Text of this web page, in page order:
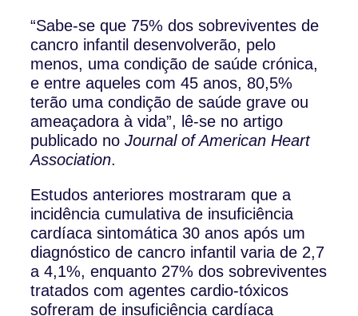
“Sabe-se que 75% dos sobreviventes de
cancro infantil desenvolverão, pelo
menos, uma condição de saúde crónica,
e entre aqueles com 45 anos, 80,5%
terão uma condição de saúde grave ou
ameaçadora à vida”, lê-se no artigo
publicado noJournal of American Heart
Association.
Estudos anteriores mostraram que a
incidência cumulativa de insuficiência
cardíaca sintomática 30 anos após um
diagnóstico de cancro infantil varia de 2,7
a 4,1%, enquanto 27% dos sobreviventes
tratados com agentes cardio-tóxicos
sofreram de insuficiência cardíaca